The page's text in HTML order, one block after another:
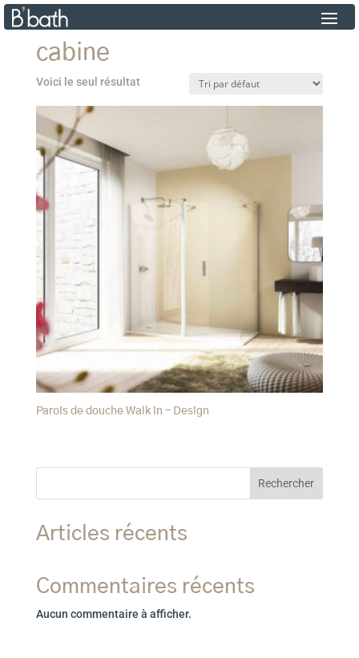
cabine
Voici le seul résultat
Parois de douche Walk in – Design
Rechercher
Articles récents
Commentaires récents
Aucun commentaire à afficher.